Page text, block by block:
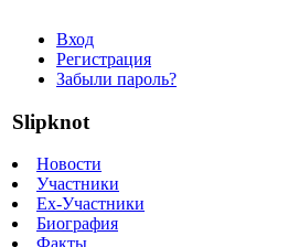
Вход
Регистрация
Забыли пароль?
Slipknot
Новости
Участники
Ex-Участники
Биография